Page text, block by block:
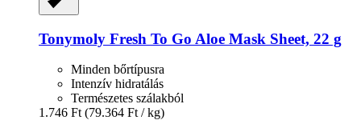
Tonymoly Fresh To Go Aloe Mask Sheet, 22 g
Minden bőrtípusra
Intenzív hidratálás
Természetes szálakból
1.746 Ft (79.364 Ft / kg)